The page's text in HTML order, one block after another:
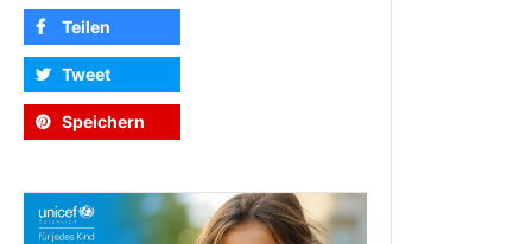
Teilen
Tweet
Speichern